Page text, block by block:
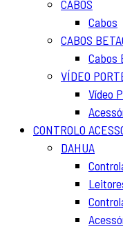
CABOS
Cabos
CABOS
Cabos
VÍDEO
Vídeo
CONTROLO
DAHUA